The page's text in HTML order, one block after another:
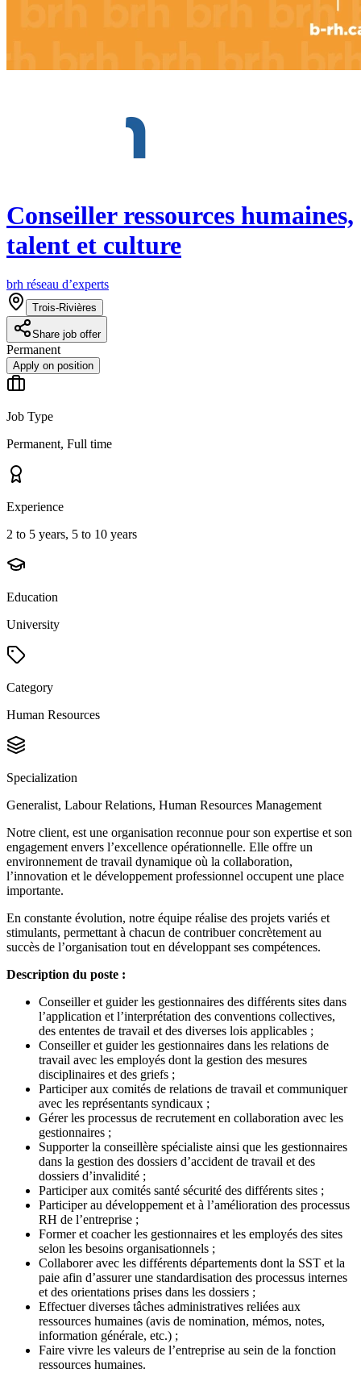
Conseiller ressources humaines,
talent et culture
brh réseau d’experts
Trois-Rivières
Share job offer
Permanent
Apply on position
Job Type
Permanent, Full time
Experience
2 to 5 years, 5 to 10 years
Education
University
Category
Human Resources
Specialization
Generalist, Labour Relations, Human Resources Management
Notre client, est une organisation reconnue pour son expertise et son
engagement envers l’excellence opérationnelle. Elle offre un
environnement de travail dynamique où la collaboration,
l’innovation et le développement professionnel occupent une place
importante.
En constante évolution, notre équipe réalise des projets variés et
stimulants, permettant à chacun de contribuer concrètement au
succès de l’organisation tout en développant ses compétences.
Description du poste :
Conseiller et guider les gestionnaires des différents sites dans
l’application et l’interprétation des conventions collectives,
des ententes de travail et des diverses lois applicables ;
Conseiller et guider les gestionnaires dans les relations de
travail avec les employés dont la gestion des mesures
disciplinaires et des griefs ;
Participer aux comités de relations de travail et communiquer
avec les représentants syndicaux ;
Gérer les processus de recrutement en collaboration avec les
gestionnaires ;
Supporter la conseillère spécialiste ainsi que les gestionnaires
dans la gestion des dossiers d’accident de travail et des
dossiers d’invalidité ;
Participer aux comités santé sécurité des différents sites ;
Participer au développement et à l’amélioration des processus
RH de l’entreprise ;
Former et coacher les gestionnaires et les employés des sites
selon les besoins organisationnels ;
Collaborer avec les différents départements dont la SST et la
paie afin d’assurer une standardisation des processus internes
et des orientations prises dans les dossiers ;
Effectuer diverses tâches administratives reliées aux
ressources humaines (avis de nomination, mémos, notes,
information générale, etc.) ;
Faire vivre les valeurs de l’entreprise au sein de la fonction
ressources humaines.